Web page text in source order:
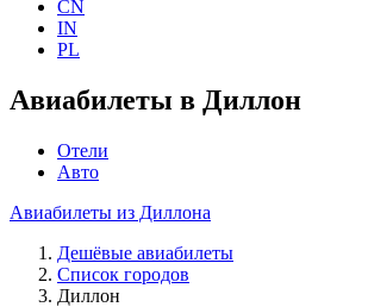
CN
IN
PL
Авиабилеты в Диллон
Отели
Авто
Авиабилеты из Диллона
Дешёвые авиабилеты
Список городов
Диллон